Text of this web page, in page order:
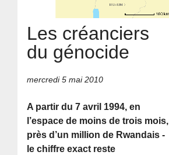
Les créanciers
du génocide
mercredi 5 mai 2010
A partir du 7 avril 1994, en
l’espace de moins de trois mois,
près d’un million de Rwandais -
le chiffre exact reste